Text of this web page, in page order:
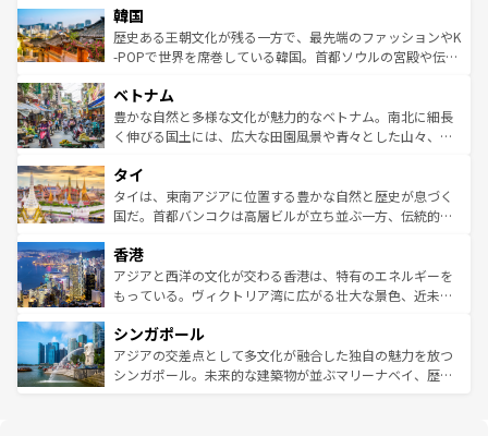
はコンテンツ一覧
いる。アクティビティも充実しており、サーフィンやダイ
ビング、ハイキングなど、アウトドア好きにはたまらな
い。オーストラリアの多彩な魅力を存分に味わいつくそ
参照してほしい。
ン）、静ひつな山岳地帯である台湾東部など、都市の喧騒
と山間の静けさが共存しており、訪れる人に新しい発見と
驚きをもたらしてくれる。また、奥深い台湾の食文化も魅
容にもいいと評判のスイーツなど、バラエティ豊かな料理
が味わえる。 なお、新着の台湾情報は コンテンツ一覧を参
照してほしい。
韓国
歴史ある王朝文化が残る一方で、最先端のファッションやK
-POPで世界を席巻している韓国。首都ソウルの宮殿や伝統
き、地方に足を延ばせば四季折々の自然美を楽しむことが
できる。そして、キムチや焼肉、絶品のストリートフード
まで、さまざまな韓国料理が待っている。夜には、韓国な
リティに包まれながら、韓国の多彩な魅力を心ゆくまで味
わってみてほしい。 なお、新着の韓国情報はコンテンツ一
覧を参照してほしい。
ベトナム
豊かな自然と多様な文化が魅力的なベトナム。南北に細長
く伸びる国土には、広大な田園風景や青々とした山々、世
急速な発展と共に伝統が息づく。ハノイの古い町並みやホ
ーチミン市のフランス統治時代の建物も、独特の雰囲気を
醸し出している。また、バラエティの豊かさとおいしさで
とつ。フォーやバインミー、ベトナムコーヒーなどは、ぜ
ひ現地で味わいたい。どの地域を訪れてもあたたかい人々
が旅行者を迎えてくれるので、きっと忘れられない旅にな
参照してほしい。
タイ
タイは、東南アジアに位置する豊かな自然と歴史が息づく
国だ。首都バンコクは高層ビルが立ち並ぶ一方、伝統的な
の活気が交差している。北部ではチェンマイなどの山岳地
帯で自然と触れ合い、南部ではプーケットやクラビの美し
いビーチでリゾート気分を楽しむことができる。タイ料理
激する。気候は一年中温暖で、どの季節にも異なる楽しみ
が待っている。親しみやすいタイの人々、仏教を中心とし
た文化、そして多様な観光資源が、訪れる旅人を魅了し続
香港
アジアと西洋の文化が交わる香港は、特有のエネルギーを
もっている。ヴィクトリア湾に広がる壮大な景色、近未来
み、どこを訪れても感動するはず。観光スポットが密集し
ており、効率よく見どころを回れるのも魅力。息をのむよ
うな絶景から文化的な体験まで、香港を存分に楽しみ尽く
シンガポール
アジアの交差点として多文化が融合した独自の魅力を放つ
シンガポール。未来的な建築物が並ぶマリーナベイ、歴史